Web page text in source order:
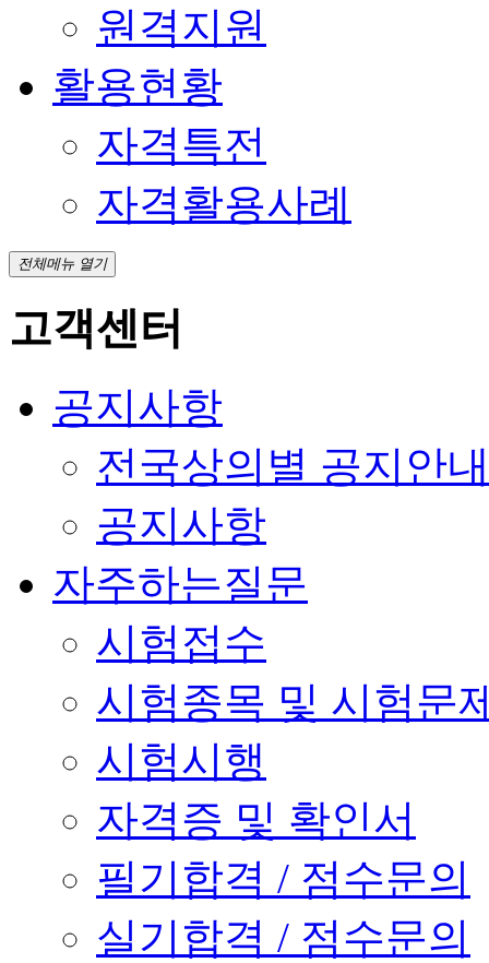
원격지원
활용현황
자격특전
자격활용사례
전체메뉴 열기
고객센터
공지사항
전국상의별 공지안내
공지사항
자주하는질문
시험접수
시험종목 및 시험문
시험시행
자격증 및 확인서
필기합격 / 점수문의
실기합격 / 점수문의